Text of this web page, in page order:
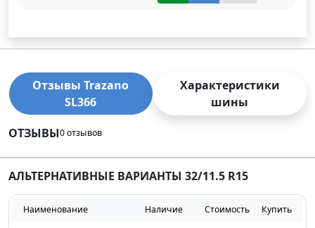
Отзывы Trazano
SL366
Характеристики
шины
ОТЗЫВЫ0 отзывов
АЛЬТЕРНАТИВНЫЕ ВАРИАНТЫ 32/11.5 R15
Наименование Наличие Стоимость Купить